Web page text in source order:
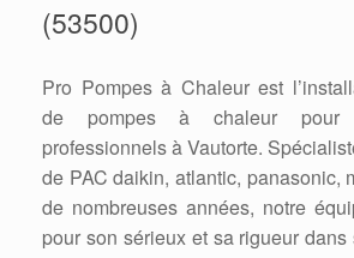
(53500)
Pro Pompes à Chaleur est
de pompes à chaleur pour
professionnels à Vautorte.
de PAC daikin, atlantic, panasonic,
de nombreuses années, notre
pour son sérieux et sa rigueur